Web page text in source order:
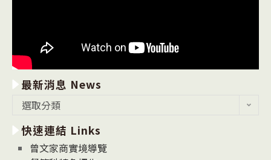
最新消息 News
消
息
選取分類
快速連結 Links
曾文家商實境導覽